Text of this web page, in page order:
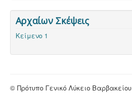
Αρχαίων Σκέψεις
Κείμενο 1
© Πρότυπο Γενικό Λύκειο Βαρβακείου